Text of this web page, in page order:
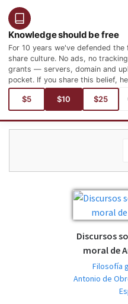
Knowledge should be free
For 10 years we've defended
share culture. No ads, no
grants — servers, domain and
pocket. If you share this belief,
$5 $10 $25
Sei qui:Lingue Spagnolo
Discursos
moral de
Filosofía
Antonio de